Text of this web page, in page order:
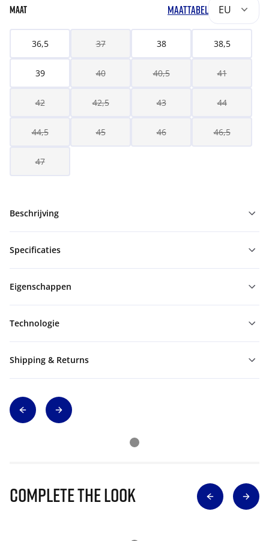
MAAT MAATTABEL EU
36,5 37 38 38,5
39 40 40,5 41
42 42,5 43 44
44,5 45 46 46,5
47
Beschrijving
Specificaties
Eigenschappen
Technologie
Shipping & Returns
Complete The Look